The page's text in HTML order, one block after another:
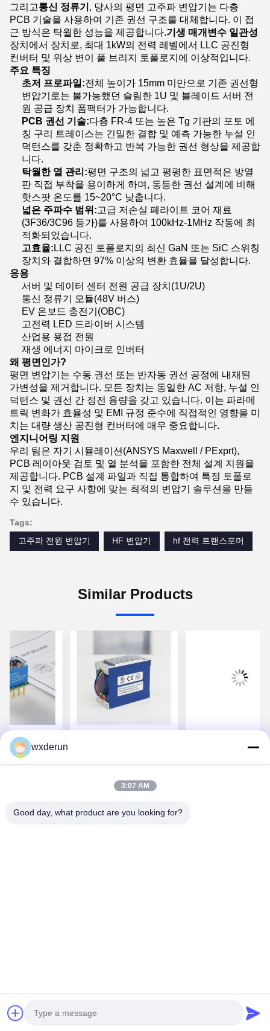
그리고통신 정류기, 당사의 평면 고주파 변압기는 다층
PCB 기술을 사용하여 기존 권선 구조를 대체합니다. 이 접
근 방식은 탁월한 성능을 제공합니다.기생 매개변수 일관성
장치에서 장치로, 최대 1kW의 전력 레벨에서 LLC 공진형
컨버터 및 위상 변이 풀 브리지 토폴로지에 이상적입니다.
주요 특징
초저 프로파일:전체 높이가 15mm 미만으로 기존 권선형
변압기로는 불가능했던 슬림한 1U 및 블레이드 서버 전
원 공급 장치 폼팩터가 가능합니다.
PCB 권선 기술:다층 FR-4 또는 높은 Tg 기판의 포토 에
칭 구리 트레이스는 긴밀한 결합 및 예측 가능한 누설 인
덕턴스를 갖춘 정확하고 반복 가능한 권선 형상을 제공합
니다.
탁월한 열 관리:평면 구조의 넓고 평평한 표면적은 방열
판 직접 부착을 용이하게 하며, 동등한 권선 설계에 비해
핫스팟 온도를 15~20°C 낮춥니다.
넓은 주파수 범위:고급 저손실 페라이트 코어 재료
(3F36/3C96 등가)를 사용하여 100kHz-1MHz 작동에 최
적화되었습니다.
고효율:LLC 공진 토폴로지의 최신 GaN 또는 SiC 스위칭
장치와 결합하면 97% 이상의 변환 효율을 달성합니다.
응용
서버 및 데이터 센터 전원 공급 장치(1U/2U)
통신 정류기 모듈(48V 버스)
EV 온보드 충전기(OBC)
고전력 LED 드라이버 시스템
산업용 용접 전원
재생 에너지 마이크로 인버터
왜 평면인가?
평면 변압기는 수동 권선 또는 반자동 권선 공정에 내재된
가변성을 제거합니다. 모든 장치는 동일한 AC 저항, 누설 인
덕턴스 및 권선 간 정전 용량을 갖고 있습니다. 이는 파라메
트릭 변화가 효율성 및 EMI 규정 준수에 직접적인 영향을 미
치는 대량 생산 공진형 컨버터에 매우 중요합니다.
엔지니어링 지원
우리 팀은 자기 시뮬레이션(ANSYS Maxwell / PExprt),
PCB 레이아웃 검토 및 열 분석을 포함한 전체 설계 지원을
제공합니다. PCB 설계 파일과 직접 통합하여 특정 토폴로
지 및 전력 요구 사항에 맞는 최적의 변압기 솔루션을 만들
수 있습니다.
Tags:
고주파 전원 변압기
HF 변압기 hf 전력 트랜스포머
Similar Products
력 및 초저
시턴스를
리버리 게
최고의 가격을 얻으
150W 등급 전력
PC40 페리트 코
함께 멀티 토폴로
중국 좋은 품질 고주파 변압기 공급업체. 저작권 © 2026 Wuxi
Derun Electron Co., Ltd . 판권 소유.
wxderun
3:07 AM
Good day, what product are you looking for?